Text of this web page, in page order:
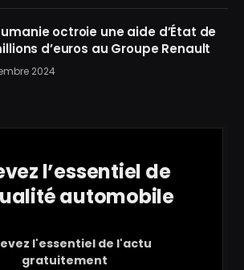
octroie une aide d’État de
d’euros au Groupe Renault
2024
l’essentiel de
automobile
l'essentiel de l'actu
gratuitement